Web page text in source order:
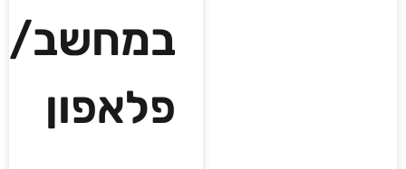
במחשב/
פלאפון